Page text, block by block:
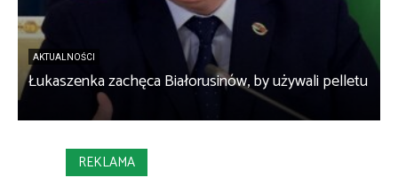
AKTUALNOŚCI
Łukaszenka zachęca Białorusinów, by używali pelletu
REKLAMA